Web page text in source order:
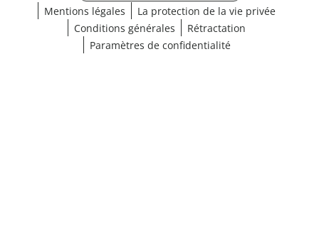
Mentions légales
La protection de la vie privée
Conditions générales
Rétractation
Paramètres de confidentialité